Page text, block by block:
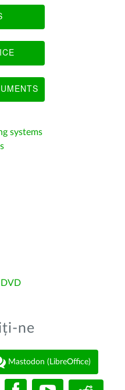
systems
ne
Mastodon (LibreOffice)